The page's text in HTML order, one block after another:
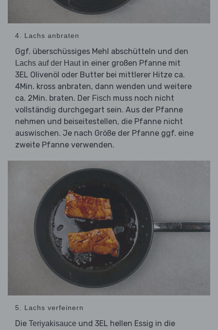
4. Lachs anbraten
Ggf. überschüssiges Mehl abschütteln und den
Lachs auf der Haut in einer großen Pfanne mit
3EL Olivenöl oder Butter bei mittlerer Hitze ca.
4Min. kross anbraten, dann wenden und weitere
ca. 2Min. braten. Der Fisch muss noch nicht
vollständig durchgegart sein. Aus der Pfanne
nehmen und beiseitestellen, die Pfanne nicht
auswischen. Je nach Größe der Pfanne ggf. eine
zweite Pfanne verwenden.
5. Lachs verfeinern
Die Teriyakisauce und 3EL hellen Essig in die